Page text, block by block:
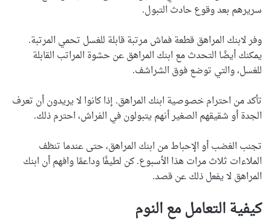
سريرهم بعد وقوع حادث التبول.
وفر لابنك المراهق قطعة فماش مرتبة قابلة للغسل تحمي المرتبة.
يمكنك أيضًا التحدث مع ابنك المراهق عن حشوة المراتب القابلة
للغسل، والتي توضع فوق الشراشف.
تأكد من احترام خصوصية ابنك المراهق. إذا كانوا لا يريدون أن تعرف
الجدة أو شقيقهم الصغير أنهم يتبولون في الفراش، احترم ذلك.
تجنب الغضب أو الإحباط من ابنك المراهق، حتى عندما تنظف
الملاءات ثلاث مرات هذا الأسبوع. كن لطيفًا وداعمًا وافهم أن ابنك
المراهق لا يفعل ذلك عن قصد.
كيفية التعامل مع النوم